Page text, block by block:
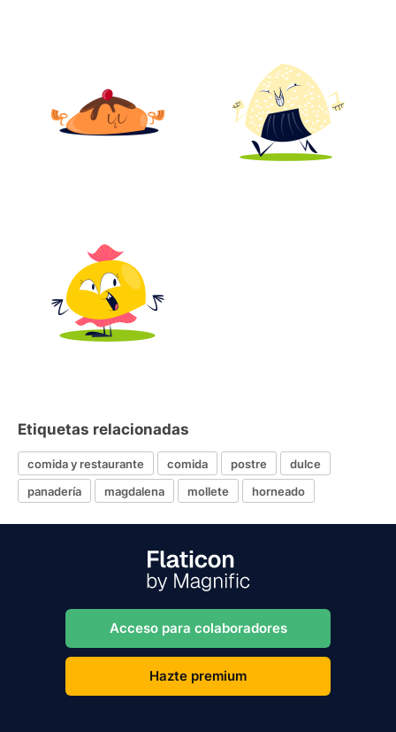
Etiquetas relacionadas
comida y restaurante comida postre
dulce
panadería
magdalena mollete horneado
Acceso para colaboradores
Hazte premium